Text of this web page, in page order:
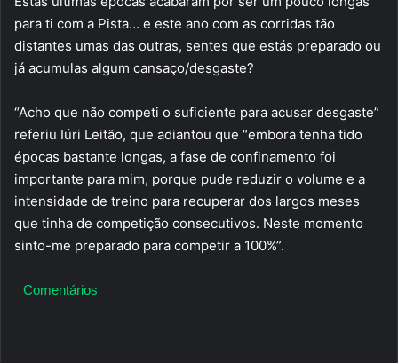
para ti com a Pista… e este ano com as corridas tão
distantes umas das outras, sentes que estás preparado ou
já acumulas algum cansaço/desgaste?
“Acho que não competi o suficiente para acusar desgaste”
referiu Iúri Leitão, que adiantou que “embora tenha tido
épocas bastante longas, a fase de confinamento foi
importante para mim, porque pude reduzir o volume e a
intensidade de treino para recuperar dos largos meses
que tinha de competição consecutivos. Neste momento
sinto-me preparado para competir a 100%”.
Comentários